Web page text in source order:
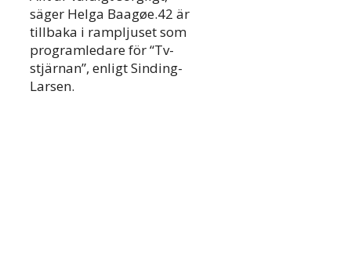
säger Helga Baagøe.42 är
tillbaka i rampljuset som
programledare för “Tv-
stjärnan”, enligt Sinding-
Larsen.